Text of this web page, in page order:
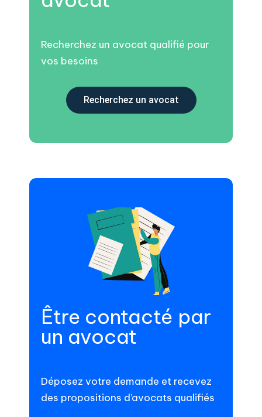
Recherchez un avocat qualifié pour
vos besoins
Recherchez un avocat
Être contacté par
un avocat
Déposez votre demande et recevez
des propositions d’avocats qualifiés